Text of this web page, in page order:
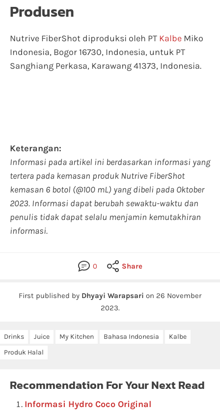
Produsen
Nutrive FiberShot diproduksi oleh PT Kalbe Miko
Indonesia, Bogor 16730, Indonesia, untuk PT
Sanghiang Perkasa, Karawang 41373, Indonesia.
Keterangan:
Informasi pada artikel ini berdasarkan informasi yang
tertera pada kemasan produk Nutrive FiberShot
kemasan 6 botol (@100 mL) yang dibeli pada Oktober
2023. Informasi dapat berubah sewaktu-waktu dan
penulis tidak dapat selalu menjamin kemutakhiran
informasi.
0 Share
First published by Dhyayi Warapsari on 26 November
2023.
Drinks Juice My Kitchen Bahasa Indonesia
Kalbe
Produk Halal
Recommendation For Your Next Read
Informasi Hydro Coco Original